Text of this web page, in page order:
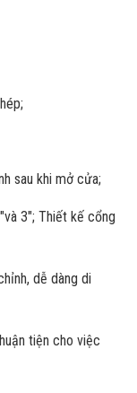
sau khi mở cửa;
3"; Thiết kế cổng
dễ dàng di
tiện cho việc